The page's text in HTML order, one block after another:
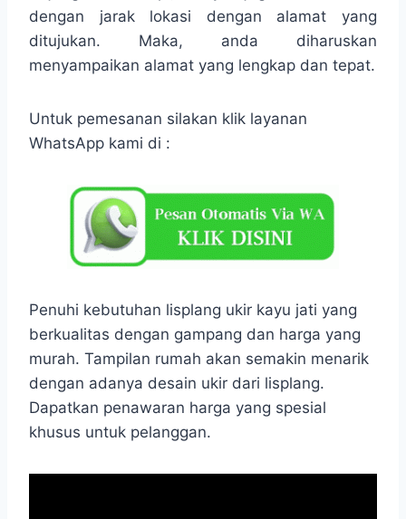
dengan jarak lokasi dengan alamat yang
ditujukan. Maka, anda diharuskan
menyampaikan alamat yang lengkap dan tepat.
Untuk pemesanan silakan klik layanan
WhatsApp kami di :
Penuhi kebutuhan lisplang ukir kayu jati yang
berkualitas dengan gampang dan harga yang
murah. Tampilan rumah akan semakin menarik
dengan adanya desain ukir dari lisplang.
Dapatkan penawaran harga yang spesial
khusus untuk pelanggan.